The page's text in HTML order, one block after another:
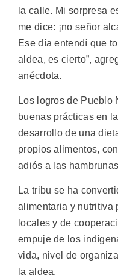
la calle. Mi sorpresa
me dice: ¡no señor
Ese día entendí que
aldea, es cierto”,
anécdota.
Los logros de Pueblo
buenas prácticas en
desarrollo de una
propios alimentos,
adiós a las
La tribu se ha
alimentaria y nutritiva
locales y de
empuje de los
vida, nivel de
la aldea.